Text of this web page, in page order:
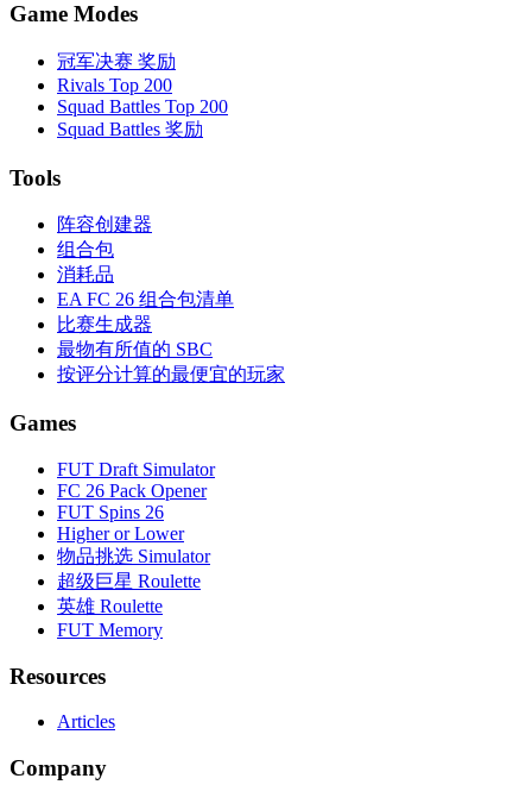
Game Modes
冠军决赛 奖励
Rivals Top 200
Squad Battles Top 200
Squad Battles 奖励
Tools
阵容创建器
组合包
消耗品
EA FC 26 组合包清单
比赛生成器
最物有所值的 SBC
按评分计算的最便宜的玩家
Games
FUT Draft Simulator
FC 26 Pack Opener
FUT Spins 26
Higher or Lower
物品挑选 Simulator
超级巨星 Roulette
英雄 Roulette
FUT Memory
Resources
Articles
Company